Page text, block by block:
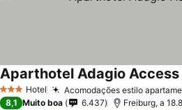
3 EstrelasHotel Acomodações estilo
Aparthotel Adagio Access
8,1 Muito boa 6.437 Freiburg, a